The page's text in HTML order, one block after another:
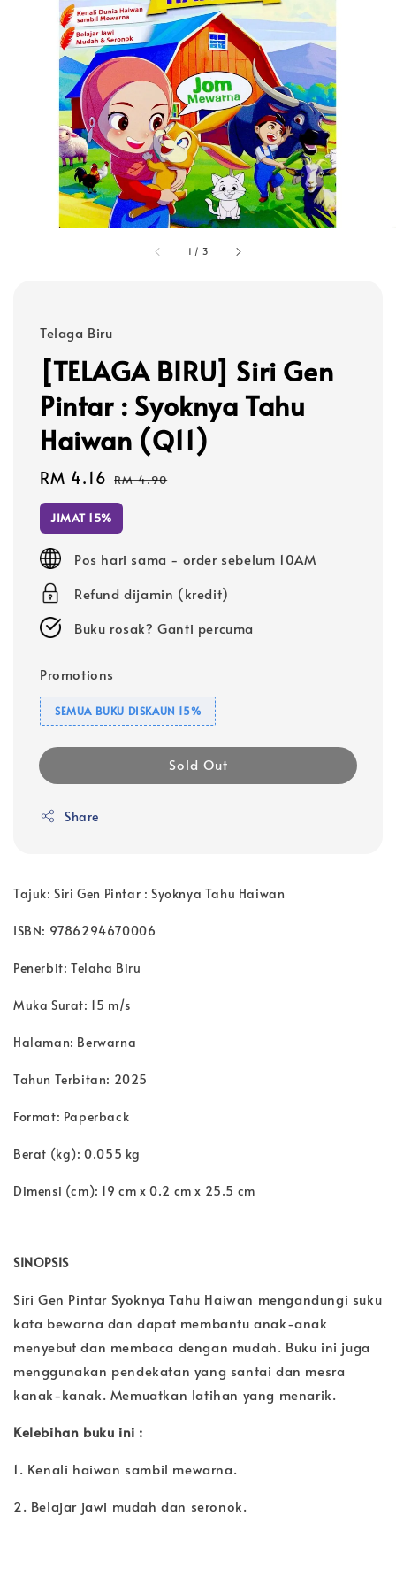
1 / 3
Telaga Biru
[TELAGA BIRU] Siri Gen
Pintar : Syoknya Tahu
Haiwan (Q11)
Sale
price
RM 4.16 Regular
price
RM 4.90
JIMAT 15%
Pos hari sama - order sebelum 10AM
Refund dijamin (kredit)
Buku rosak? Ganti percuma
Promotions
SEMUA BUKU DISKAUN 15%
Sold Out
Share
Tajuk: Siri Gen Pintar : Syoknya Tahu Haiwan
ISBN: 9786294670006
Penerbit: Telaha Biru
Muka Surat: 15 m/s
Halaman: Berwarna
Tahun Terbitan: 2025
Format: Paperback
Berat (kg): 0.055 kg
Dimensi (cm): 19 cm x 0.2 cm x 25.5 cm
SINOPSIS
Siri Gen Pintar Syoknya Tahu Haiwan mengandungi suku
kata bewarna dan dapat membantu anak-anak
menyebut dan membaca dengan mudah. Buku ini juga
menggunakan pendekatan yang santai dan mesra
kanak-kanak. Memuatkan latihan yang menarik.
Kelebihan buku ini :
1. Kenali haiwan sambil mewarna.
2. Belajar jawi mudah dan seronok.